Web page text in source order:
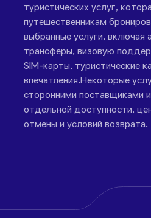
туристических услуг,
путешественникам
выбранные услуги, включая
трансферы, визовую
SIM-карты, туристические
впечатления.Некоторые
сторонними поставщиками
отдельной доступности,
отмены и условий возврата.